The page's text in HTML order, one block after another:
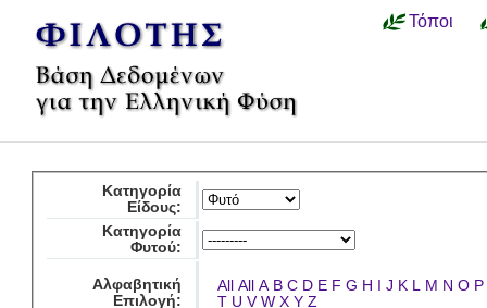
Τόποι
Κατηγορία
Είδους:
Κατηγορία
Φυτού:
Αλφαβητική
Επιλογή:
All All A B C D E F G H I J K L M N O P
T U V W X Y Z